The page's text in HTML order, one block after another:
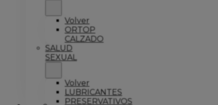
Volver
ORTOP
CALZADO
SALUD
SEXUAL
Volver
LUBRICANTES
PRESERVATIVOS